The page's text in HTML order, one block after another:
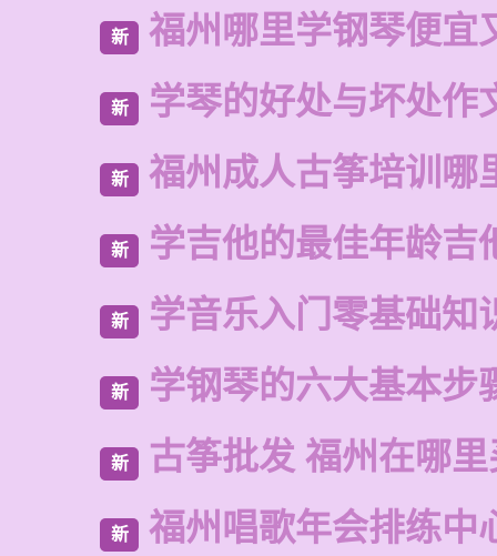
新 福州哪里学钢琴便宜
新 学琴的好处与坏处作
新 福州成人古筝培训哪
新 学吉他的最佳年龄吉
新 学音乐入门零基础知
新 学钢琴的六大基本步
新 古筝批发 福州在哪
新 福州唱歌年会排练中